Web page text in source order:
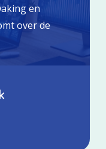
en
over de